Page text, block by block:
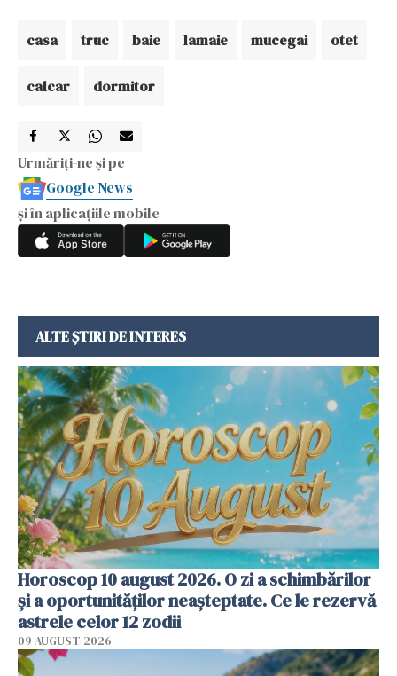
casa truc baie lamaie mucegai otet
calcar dormitor
Urmăriți-ne și pe
Google News
și în aplicațiile mobile
ALTE ȘTIRI DE INTERES
Horoscop 10 august 2026. O zi a schimbărilor
și a oportunităților neașteptate. Ce le rezervă
astrele celor 12 zodii
09 AUGUST 2026